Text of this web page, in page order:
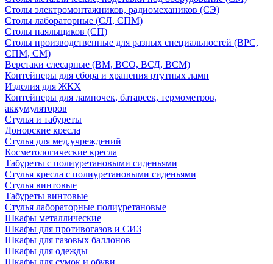
Столы электромонтажников, радиомехаников (СЭ)
Столы лабораторные (СЛ, СПМ)
Столы паяльщиков (СП)
Столы производственные для разных специальностей (ВРС,
СПМ, СМ)
Верстаки слесарные (ВМ, ВСО, ВСД, ВСМ)
Контейнеры для сбора и хранения ртутных ламп
Изделия для ЖКХ
Контейнеры для лампочек, батареек, термометров,
аккумуляторов
Стулья и табуреты
Донорские кресла
Стулья для мед.учреждений
Косметологические кресла
Табуреты с полиуретановыми сиденьями
Стулья кресла с полиуретановыми сиденьями
Стулья винтовые
Табуреты винтовые
Стулья лабораторные полиуретановые
Шкафы металлические
Шкафы для противогазов и СИЗ
Шкафы для газовых баллонов
Шкафы для одежды
Шкафы для сумок и обуви